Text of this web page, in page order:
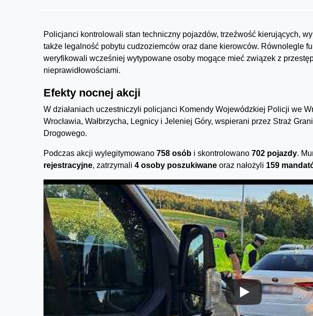
Policjanci kontrolowali stan techniczny pojazdów, trzeźwość kierujących,
także legalność pobytu cudzoziemców oraz dane kierowców. Równolegle
weryfikowali wcześniej wytypowane osoby mogące mieć związek z
nieprawidłowościami.
Efekty nocnej akcji
W działaniach uczestniczyli policjanci Komendy Wojewódzkiej Policji we
Wrocławia, Wałbrzycha, Legnicy i Jeleniej Góry, wspierani przez Straż
Drogowego.
Podczas akcji wylegitymowano 758 osób i skontrolowano 702 pojazdy.
rejestracyjne, zatrzymali 4 osoby poszukiwane oraz nałożyli 159